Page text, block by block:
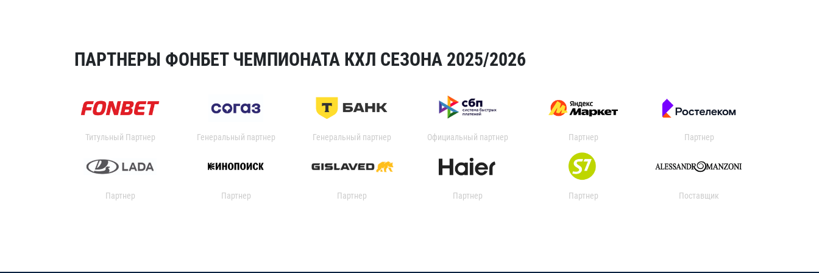
ПАРТНЕРЫ ФОНБЕТ ЧЕМПИОНАТА КХЛ СЕЗОНА 2025/2026
Титульный Партнер Генеральный партнер Генеральный партнер Официальный партнер Партнер Партнер
Партнер Партнер Партнер Партнер Партнер Поставщик